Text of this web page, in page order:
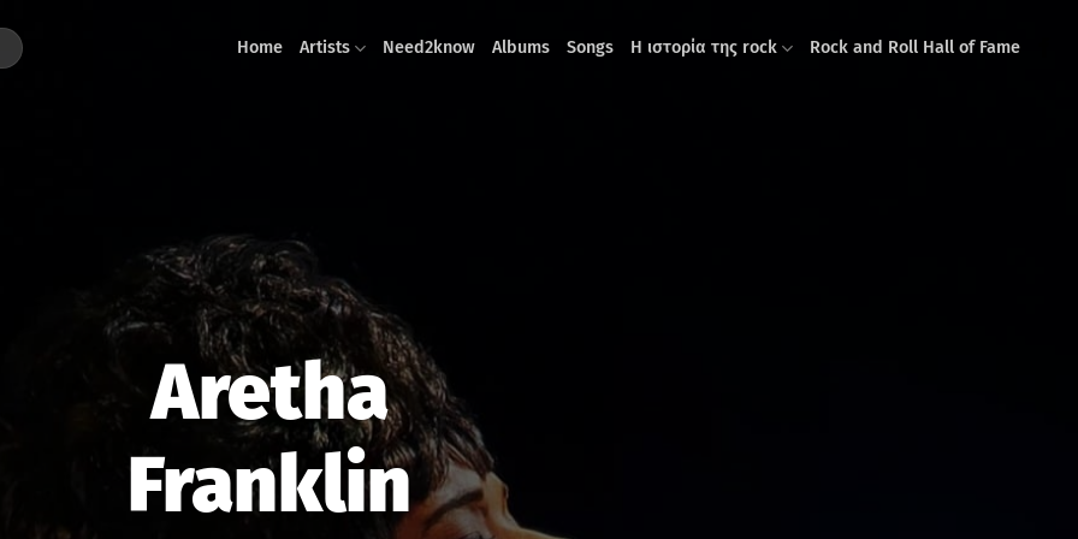
Home Artists Need2know Albums Songs Η ιστορία της rock Rock and Roll Hall of Fame
Aretha
Franklin